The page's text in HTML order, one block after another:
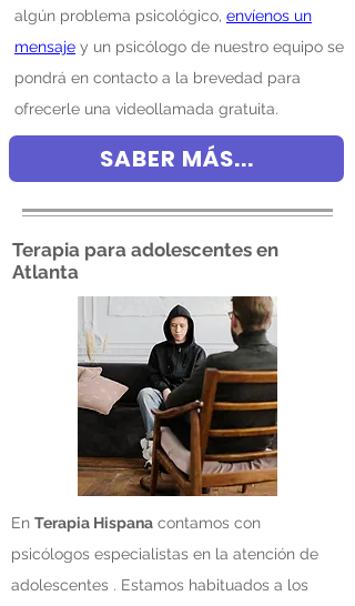
algún problema psicológico, envíenos un
mensaje y un psicólogo de nuestro equipo se
pondrá en contacto a la brevedad para
ofrecerle una videollamada gratuita.
SABER MÁS...
Terapia para adolescentes en
Atlanta
En Terapia Hispana contamos con
psicólogos especialistas en la atención de
adolescentes . Estamos habituados a los